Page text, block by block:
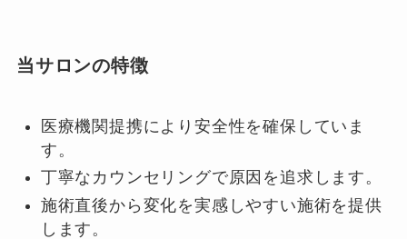
当サロンの特徴
医療機関提携により安全性を確保していま
す。
丁寧なカウンセリングで原因を追求します。
施術直後から変化を実感しやすい施術を提供
します。